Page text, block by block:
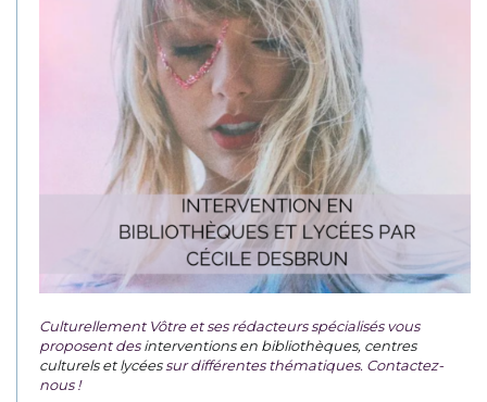
Culturellement Vôtre et ses rédacteurs spécialisés vous
proposent desinterventions en bibliothèques, centres
culturels et lycéessur différentes thématiques. Contactez-
nous !